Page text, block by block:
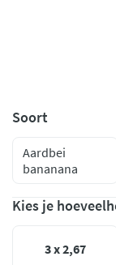
Soort
Aardbei
bananana
Kies je
3 x 2,67